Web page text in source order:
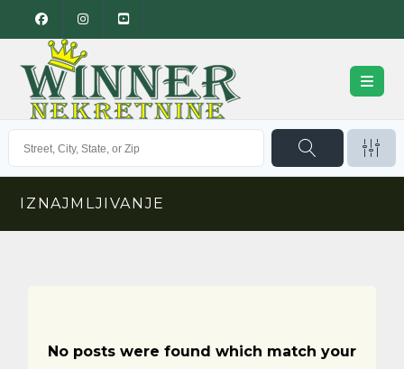
IZNAJMLJIVANJE
No posts were found which match your